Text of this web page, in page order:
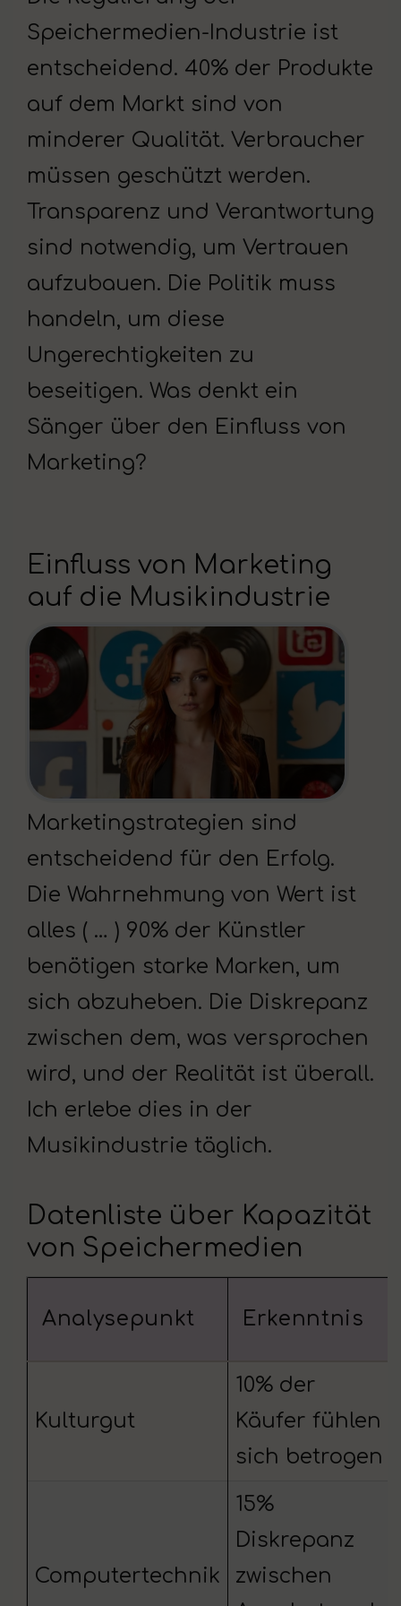
Speichermedien-Industrie ist
entscheidend. 40% der Produkte
auf dem Markt sind von
minderer Qualität. Verbraucher
müssen geschützt werden.
Transparenz und Verantwortung
sind notwendig, um Vertrauen
aufzubauen. Die Politik muss
handeln, um diese
Ungerechtigkeiten zu
beseitigen. Was denkt ein
Sänger über den Einfluss von
Marketing?
Einfluss von Marketing
auf die Musikindustrie
Marketingstrategien sind
entscheidend für den Erfolg.
Die Wahrnehmung von Wert ist
alles ( … ) 90% der Künstler
benötigen starke Marken, um
sich abzuheben. Die Diskrepanz
zwischen dem, was versprochen
wird, und der Realität ist überall.
Ich erlebe dies in der
Musikindustrie täglich.
Datenliste über Kapazität
von Speichermedien
Analysepunkt Erkenntnis
Kulturgut
10% der
Käufer fühlen
sich betrogen
Computertechnik
15%
Diskrepanz
zwischen